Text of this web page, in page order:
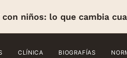
con niños: lo que cambia
CLÍNICA BIOGRAFÍAS